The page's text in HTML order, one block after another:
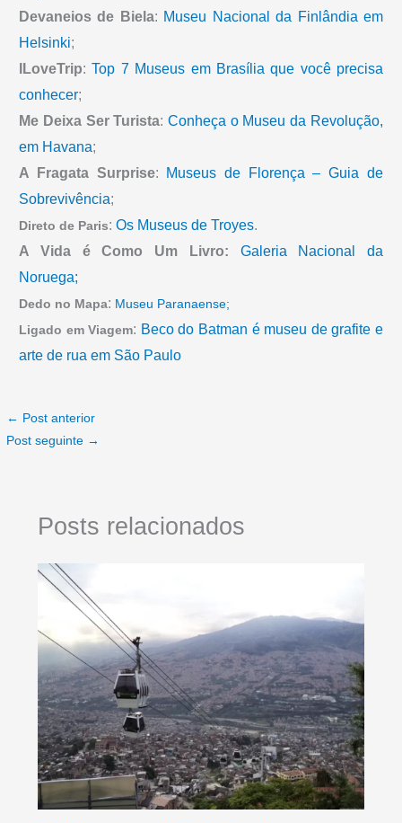
Devaneios de Biela: Museu Nacional da Finlândia em
Helsinki;
ILoveTrip:Top 7 Museus em Brasília que você precisa
conhecer;
Me Deixa Ser Turista:Conheça o Museu da Revolução,
em Havana;
A Fragata Surprise:
Museus de Florença – Guia de
Sobrevivência;
Direto de Paris:Os Museus de Troyes.
A Vida é Como Um Livro:
Galeria Nacional da
Noruega;
Dedo no Mapa: Museu Paranaense;
Ligado em Viagem: Beco do Batman é museu de grafite e
arte de rua em São Paulo
← Post anterior
Post seguinte →
Posts relacionados